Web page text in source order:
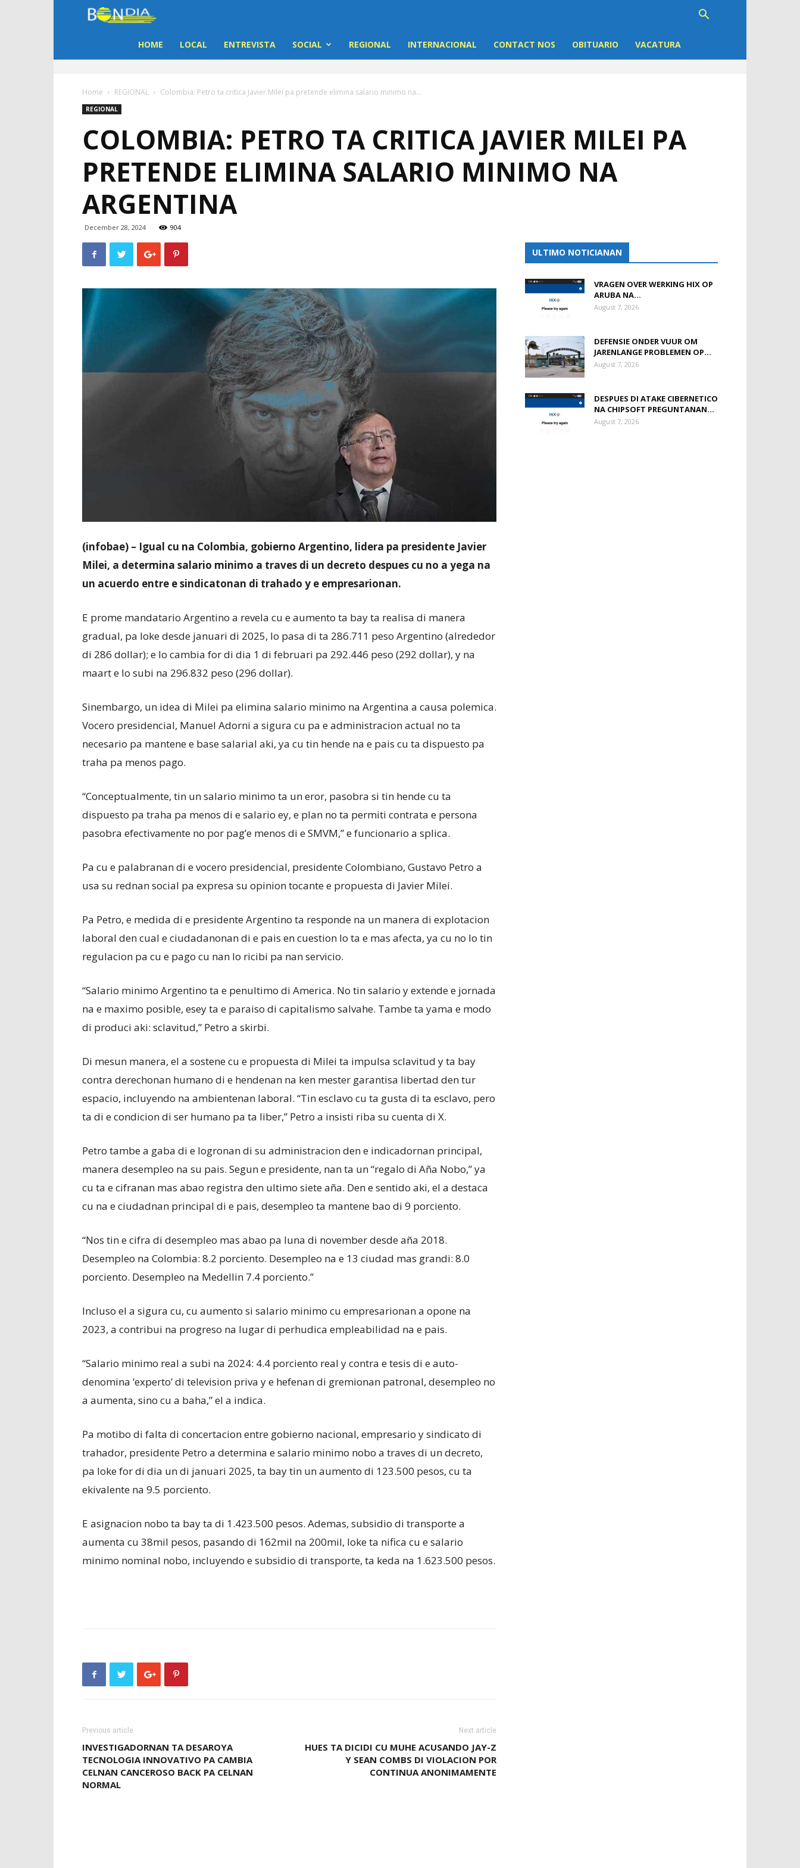
Dia
Noticia
di
Aruba
HOME LOCAL ENTREVISTA SOCIAL REGIONAL INTERNACIONAL CONTACT NOS OBITUARIO VACATURA
Home REGIONAL Colombia: Petro ta critica Javier Milei pa pretende elimina salario minimo na...
REGIONAL
COLOMBIA: PETRO TA CRITICA JAVIER MILEI PA
PRETENDE ELIMINA SALARIO MINIMO NA
ARGENTINA
December 28, 2024 904
(infobae) – Igual cu na Colombia, gobierno Argentino, lidera pa presidente Javier
Milei, a determina salario minimo a traves di un decreto despues cu no a yega na
un acuerdo entre e sindicatonan di trahado y e empresarionan.
E prome mandatario Argentino a revela cu e aumento ta bay ta realisa di manera
gradual, pa loke desde januari di 2025, lo pasa di ta 286.711 peso Argentino (alrededor
di 286 dollar); e lo cambia for di dia 1 di februari pa 292.446 peso (292 dollar), y na
maart e lo subi na 296.832 peso (296 dollar).
Sinembargo, un idea di Milei pa elimina salario minimo na Argentina a causa polemica.
Vocero presidencial, Manuel Adorni a sigura cu pa e administracion actual no ta
necesario pa mantene e base salarial aki, ya cu tin hende na e pais cu ta dispuesto pa
traha pa menos pago.
“Conceptualmente, tin un salario minimo ta un eror, pasobra si tin hende cu ta
dispuesto pa traha pa menos di e salario ey, e plan no ta permiti contrata e persona
pasobra efectivamente no por pag’e menos di e SMVM,” e funcionario a splica.
Pa cu e palabranan di e vocero presidencial, presidente Colombiano, Gustavo Petro a
usa su rednan social pa expresa su opinion tocante e propuesta di Javier Milei.
Pa Petro, e medida di e presidente Argentino ta responde na un manera di explotacion
laboral den cual e ciudadanonan di e pais en cuestion lo ta e mas afecta, ya cu no lo tin
regulacion pa cu e pago cu nan lo ricibi pa nan servicio.
“Salario minimo Argentino ta e penultimo di America. No tin salario y extende e jornada
na e maximo posible, esey ta e paraiso di capitalismo salvahe. Tambe ta yama e modo
di produci aki: sclavitud,” Petro a skirbi.
Di mesun manera, el a sostene cu e propuesta di Milei ta impulsa sclavitud y ta bay
contra derechonan humano di e hendenan na ken mester garantisa libertad den tur
espacio, incluyendo na ambientenan laboral. “Tin esclavo cu ta gusta di ta esclavo, pero
ta di e condicion di ser humano pa ta liber,” Petro a insisti riba su cuenta di X.
Petro tambe a gaba di e logronan di su administracion den e indicadornan principal,
manera desempleo na su pais. Segun e presidente, nan ta un “regalo di Aña Nobo,” ya
cu ta e cifranan mas abao registra den ultimo siete aña. Den e sentido aki, el a destaca
cu na e ciudadnan principal di e pais, desempleo ta mantene bao di 9 porciento.
“Nos tin e cifra di desempleo mas abao pa luna di november desde aña 2018.
Desempleo na Colombia: 8.2 porciento. Desempleo na e 13 ciudad mas grandi: 8.0
porciento. Desempleo na Medellin 7.4 porciento.”
Incluso el a sigura cu, cu aumento si salario minimo cu empresarionan a opone na
2023, a contribui na progreso na lugar di perhudica empleabilidad na e pais.
“Salario minimo real a subi na 2024: 4.4 porciento real y contra e tesis di e auto-
denomina ‘experto’ di television priva y e hefenan di gremionan patronal, desempleo no
a aumenta, sino cu a baha,” el a indica.
Pa motibo di falta di concertacion entre gobierno nacional, empresario y sindicato di
trahador, presidente Petro a determina e salario minimo nobo a traves di un decreto,
pa loke for di dia un di januari 2025, ta bay tin un aumento di 123.500 pesos, cu ta
ekivalente na 9.5 porciento.
E asignacion nobo ta bay ta di 1.423.500 pesos. Ademas, subsidio di transporte a
aumenta cu 38mil pesos, pasando di 162mil na 200mil, loke ta nifica cu e salario
minimo nominal nobo, incluyendo e subsidio di transporte, ta keda na 1.623.500 pesos.
Previous article
INVESTIGADORNAN TA DESAROYA
TECNOLOGIA INNOVATIVO PA CAMBIA
CELNAN CANCEROSO BACK PA CELNAN
NORMAL
Next article
HUES TA DICIDI CU MUHE ACUSANDO JAY-Z
Y SEAN COMBS DI VIOLACION POR
CONTINUA ANONIMAMENTE
ULTIMO NOTICIANAN
VRAGEN OVER WERKING HIX OP
ARUBA NA...
August 7, 2026
DEFENSIE ONDER VUUR OM
JARENLANGE PROBLEMEN OP...
August 7, 2026
DESPUES DI ATAKE CIBERNETICO
NA CHIPSOFT PREGUNTANAN...
August 7, 2026